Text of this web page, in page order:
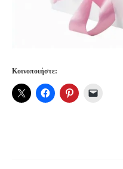
Κοινοποιήστε: